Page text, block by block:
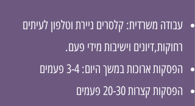
עבודה משרדית: קלסרים ניירת וטלפון לעיתים
רחוקות,דיונים וישיבות מידי פעם.
הפסקות ארוכות במשך היום: 3-4 פעמים
הפסקות קצרות 20-30 פעמים